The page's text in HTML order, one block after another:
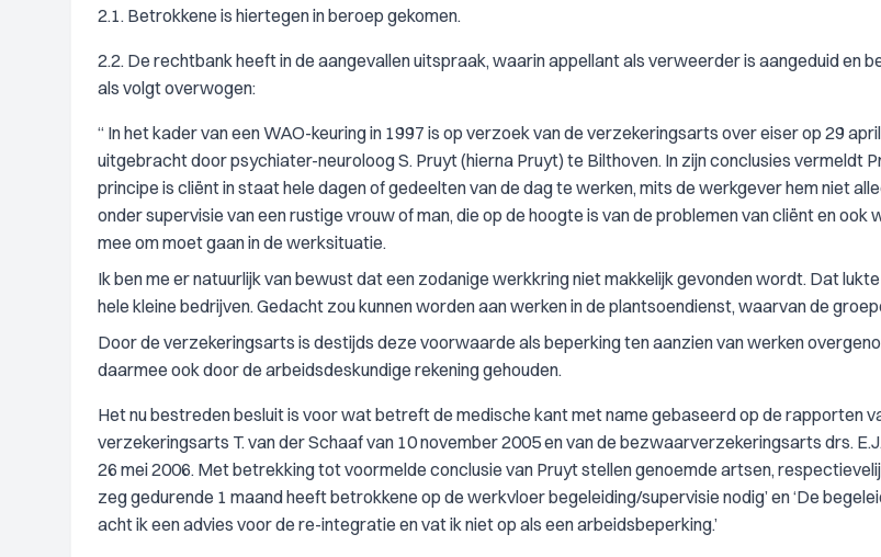
2.1. Betrokkene is hiertegen in beroep gekomen.
2.2. De rechtbank heeft in de aangevallen uitspraak, waarin appellant als verweerder is aangeduid en
als volgt overwogen:
“ In het kader van een WAO-keuring in 1997 is op verzoek van de verzekeringsarts over eiser op 29
uitgebracht door psychiater-neuroloog S. Pruyt (hierna Pruyt) te Bilthoven. In zijn conclusies vermeldt
principe is cliënt in staat hele dagen of gedeelten van de dag te werken, mits de werkgever hem niet
onder supervisie van een rustige vrouw of man, die op de hoogte is van de problemen van cliënt en ook
mee om moet gaan in de werksituatie.
Ik ben me er natuurlijk van bewust dat een zodanige werkkring niet makkelijk gevonden wordt. Dat
hele kleine bedrijven. Gedacht zou kunnen worden aan werken in de plantsoendienst, waarvan de
Door de verzekeringsarts is destijds deze voorwaarde als beperking ten aanzien van werken
daarmee ook door de arbeidsdeskundige rekening gehouden.
Het nu bestreden besluit is voor wat betreft de medische kant met name gebaseerd op de rapporten
verzekeringsarts T. van der Schaaf van 10 november 2005 en van de bezwaarverzekeringsarts drs.
26 mei 2006. Met betrekking tot voormelde conclusie van Pruyt stellen genoemde artsen,
zeg gedurende 1 maand heeft betrokkene op de werkvloer begeleiding/supervisie nodig’ en ‘De
acht ik een advies voor de re-integratie en vat ik niet op als een arbeidsbeperking.’